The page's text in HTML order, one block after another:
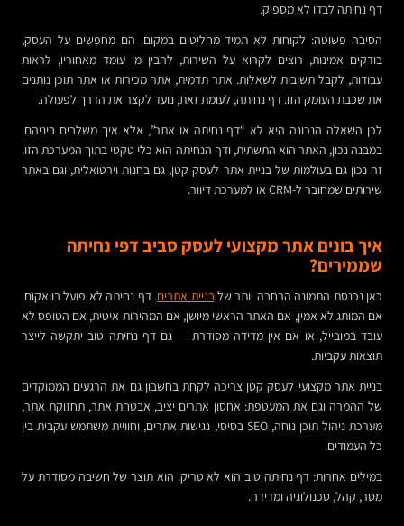
דף נחיתה לבדו לא מספיק.
הסיבה פשוטה: לקוחות לא תמיד מחליטים במקום. הם מחפשים על העסק,
בודקים אמינות, רוצים לקרוא על השירות, להבין מי עומד מאחוריו, לראות
עבודות, לקבל תשובות לשאלות. אתר תדמית, אתר מכירות או אתר תוכן נותנים
את שכבת העומק הזו. דף נחיתה, לעומת זאת, נועד לקצר את הדרך לפעולה.
לכן השאלה הנכונה היא לא “דף נחיתה או אתר”, אלא איך משלבים ביניהם.
במבנה נכון, האתר הוא התשתית, ודף הנחיתה הוא כלי טקטי בתוך המערכת הזו.
זה נכון גם בעולמות של בניית אתר לעסק קטן, גם בחנות וירטואלית, וגם באתר
שירותים שמחובר ל-CRM או למערכת דיוור.
איך בונים אתר מקצועי לעסק סביב דפי נחיתה
שממירים?
כאן נכנסת התמונה הרחבה יותר שלבניית אתרים. דף נחיתה לא פועל בוואקום.
אם המותג לא אמין, אם האתר הראשי מיושן, אם המהירות איטית, אם הטופס לא
עובד במובייל, או אם אין מדידה מסודרת — גם דף נחיתה טוב יתקשה לייצר
תוצאות עקביות.
בניית אתר מקצועי לעסק קטן צריכה לקחת בחשבון גם את הרגעים הממוקדים
של ההמרה וגם את המעטפת: אחסון אתרים יציב, אבטחת אתר, תחזוקת אתר,
מערכת ניהול תוכן נוחה, SEO בסיסי, נגישות אתרים, וחוויית משתמש עקבית בין
כל העמודים.
במילים אחרות: דף נחיתה טוב הוא לא טריק. הוא תוצר של חשיבה מסודרת על
מסר, קהל, טכנולוגיה ומדידה.